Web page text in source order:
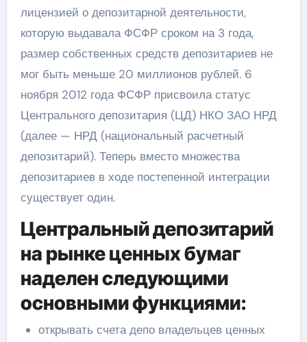
лицензией о депозитарной деятельности,
которую выдавала ФСФР сроком на 3 года,
размер собственных средств депозитариев не
мог быть меньше 20 миллионов рублей. 6
ноября 2012 года ФСФР присвоила статус
Центрального депозитария (ЦД) НКО ЗАО НРД
(далее — НРД (национальный расчетный
депозитарий). Теперь вместо множества
депозитариев в ходе постепенной интеграции
существует один.
Центральный депозитарий
на рынке ценных бумаг
наделен следующими
основными функциями:
открывать счета депо владельцев ценных